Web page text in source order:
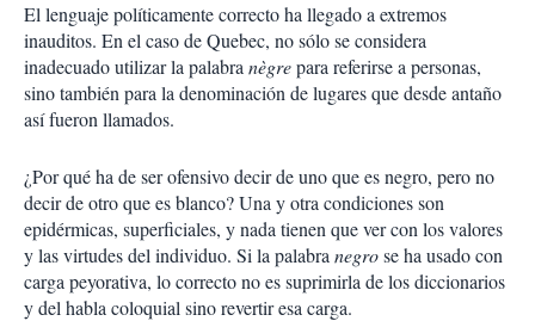
El lenguaje políticamente correcto ha llegado a extremos
inauditos. En el caso de Quebec, no sólo se considera
inadecuado utilizar la palabra nègrepara referirse a personas,
sino también para la denominación de lugares que desde antaño
así fueron llamados.
¿Por qué ha de ser ofensivo decir de uno que es negro, pero no
decir de otro que es blanco? Una y otra condiciones son
epidérmicas, superficiales, y nada tienen que ver con los valores
y las virtudes del individuo. Si la palabra negrose ha usado con
carga peyorativa, lo correcto no es suprimirla de los diccionarios
y del habla coloquial sino revertir esa carga.